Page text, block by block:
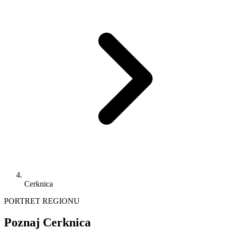
Cerknica
PORTRET REGIONU
Poznaj Cerknica